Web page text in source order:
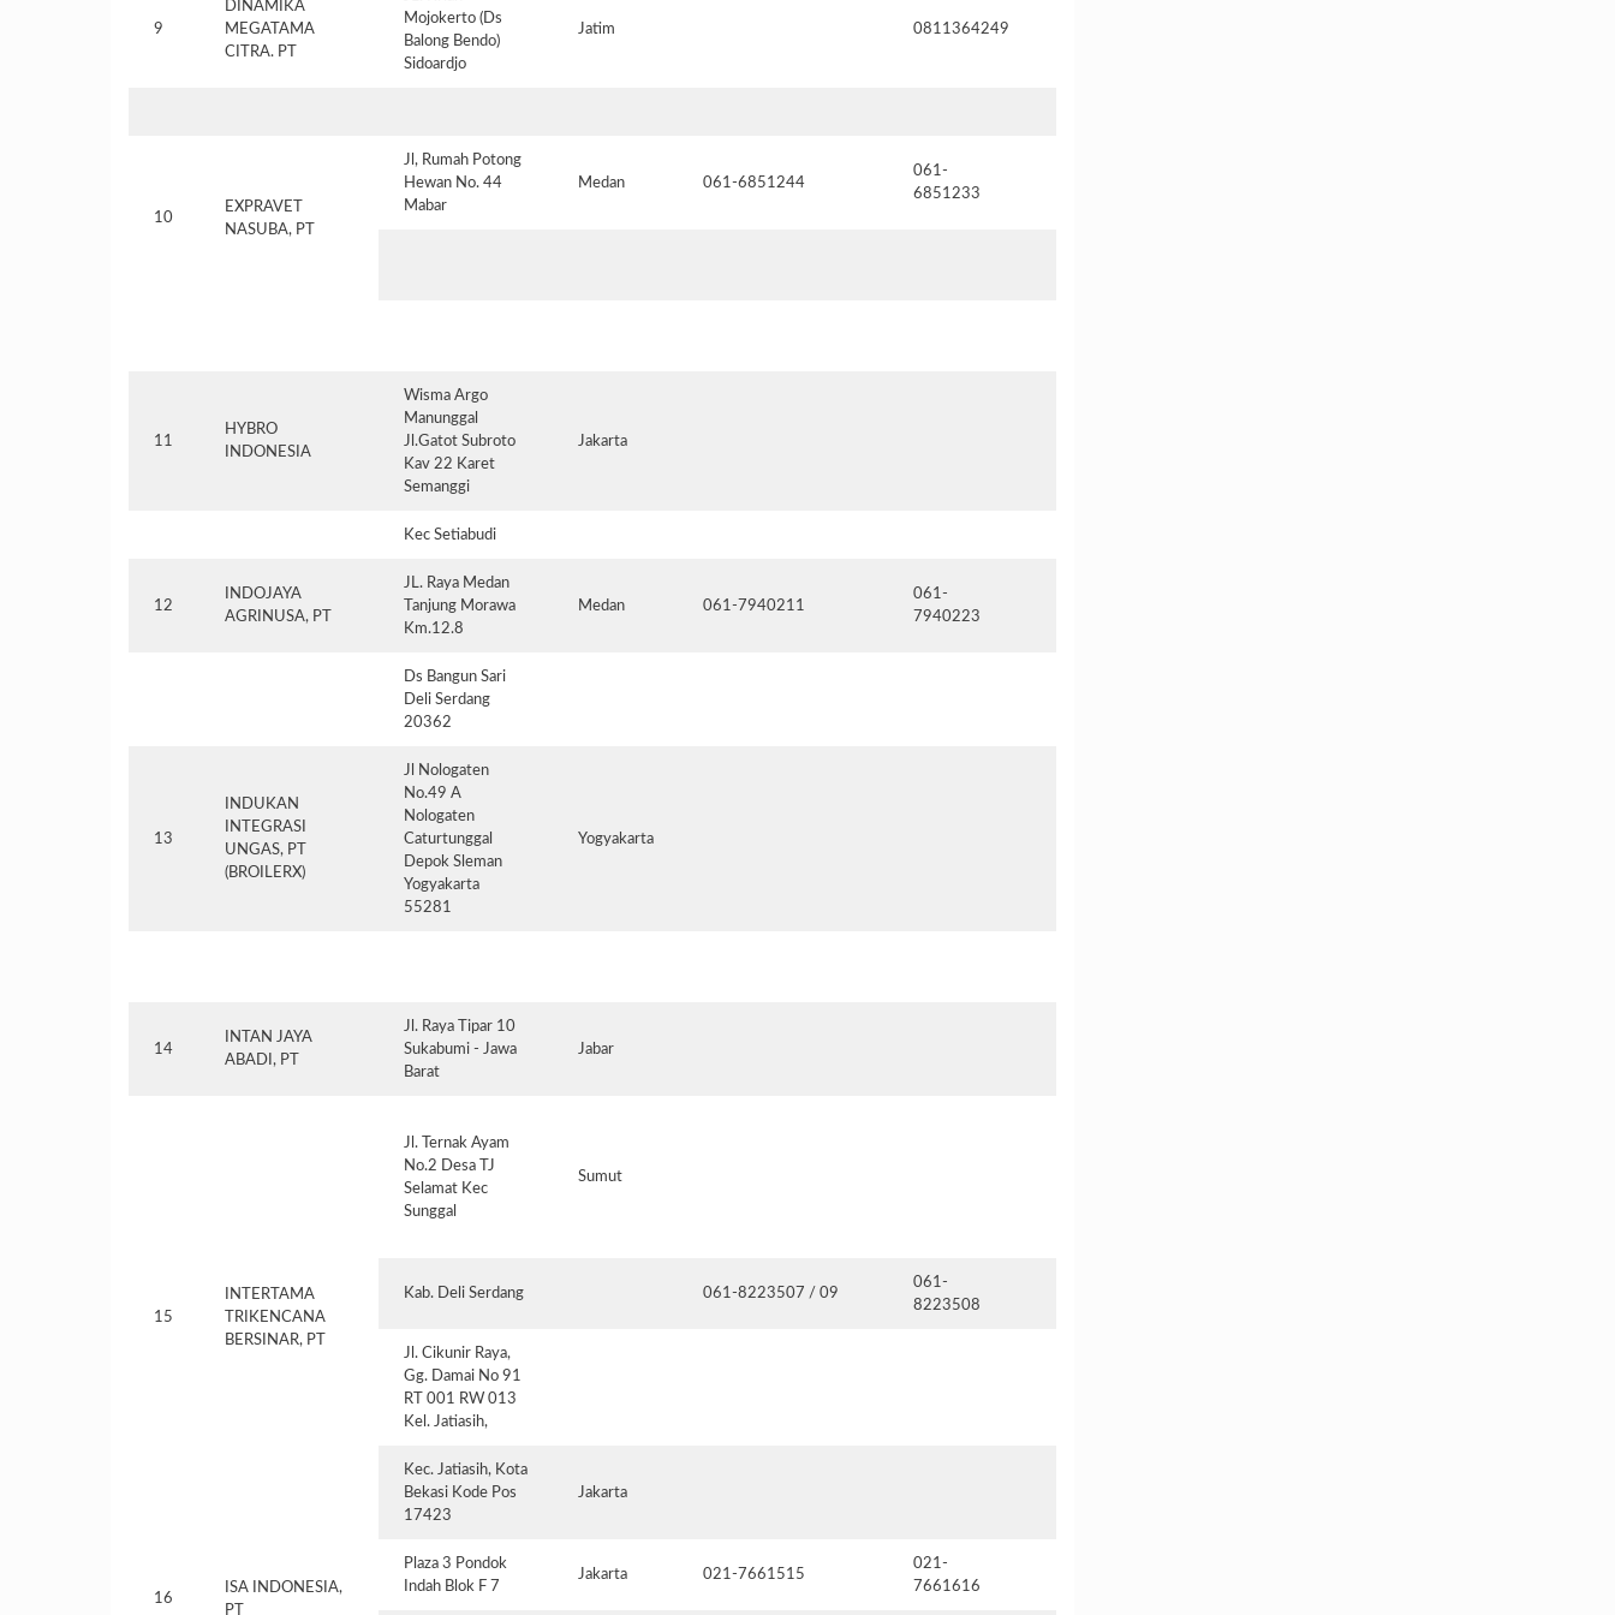
9
DINAMIKA
MEGATAMA
CITRA. PT
Mojokerto (Ds
Balong Bendo)
Sidoardjo
Jatim 0811364249
10
EXPRAVET
NASUBA, PT
Jl, Rumah Potong
Hewan No. 44
Mabar
Medan 061-6851244
061-
6851233
11
HYBRO
INDONESIA
Wisma Argo
Manunggal
Jl.Gatot Subroto
Kav 22 Karet
Semanggi
Jakarta
Kec Setiabudi
12
INDOJAYA
AGRINUSA, PT
JL. Raya Medan
Tanjung Morawa
Km.12.8
Medan 061-7940211
061-
7940223
Ds Bangun Sari
Deli Serdang
20362
13
INDUKAN
INTEGRASI
UNGAS, PT
(BROILERX)
Jl Nologaten
No.49 A
Nologaten
Caturtunggal
Depok Sleman
Yogyakarta
55281
Yogyakarta
14
INTAN JAYA
ABADI, PT
Jl. Raya Tipar 10
Sukabumi - Jawa
Barat
Jabar
15
INTERTAMA
TRIKENCANA
BERSINAR, PT
Jl. Ternak Ayam
No.2 Desa TJ
Selamat Kec
Sunggal
Sumut
Kab. Deli Serdang 061-8223507 / 09
061-
8223508
Jl. Cikunir Raya,
Gg. Damai No 91
RT 001 RW 013
Kel. Jatiasih,
Kec. Jatiasih, Kota
Bekasi Kode Pos
17423
Jakarta
16
ISA INDONESIA,
PT
Plaza 3 Pondok
Indah Blok F 7
Jakarta 021-7661515
021-
7661616